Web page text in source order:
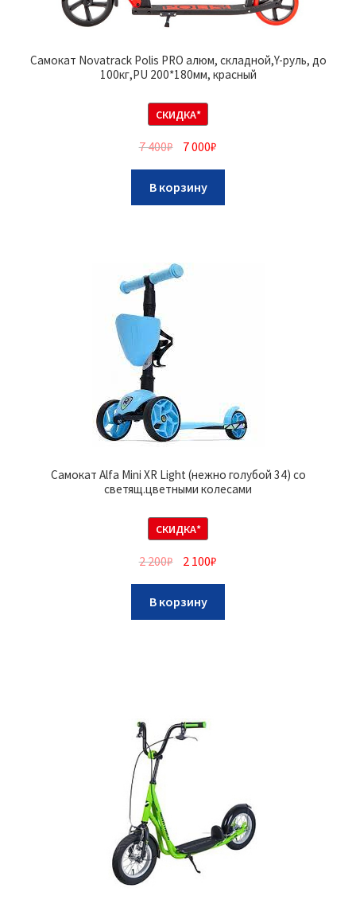
Самокат Novatrack Polis PRO алюм, складной,Y-руль, до
100кг,PU 200*180мм, красный
СКИДКА*
7 400₽ 7 000₽
В корзину
Самокат Alfa Mini XR Light (нежно голубой 34) со
светящ.цветными колесами
СКИДКА*
2 200₽ 2 100₽
В корзину